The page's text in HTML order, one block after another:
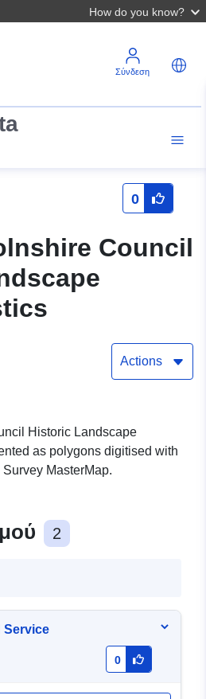
How do you know?
Σύνδεση
0
Council
Actions
Historic Landscape
as polygons digitised with
MasterMap.
2
Service
0